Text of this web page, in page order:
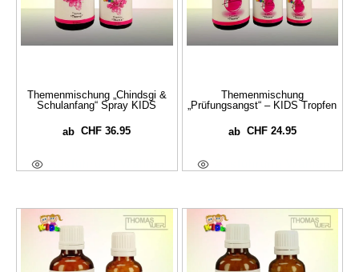
Themenmischung „Chindsgi &
Schulanfang“ Spray KIDS
abCHF 36.95
Themenmischung
„Prüfungsangst“ – KIDS Tropfen
ab CHF24.95